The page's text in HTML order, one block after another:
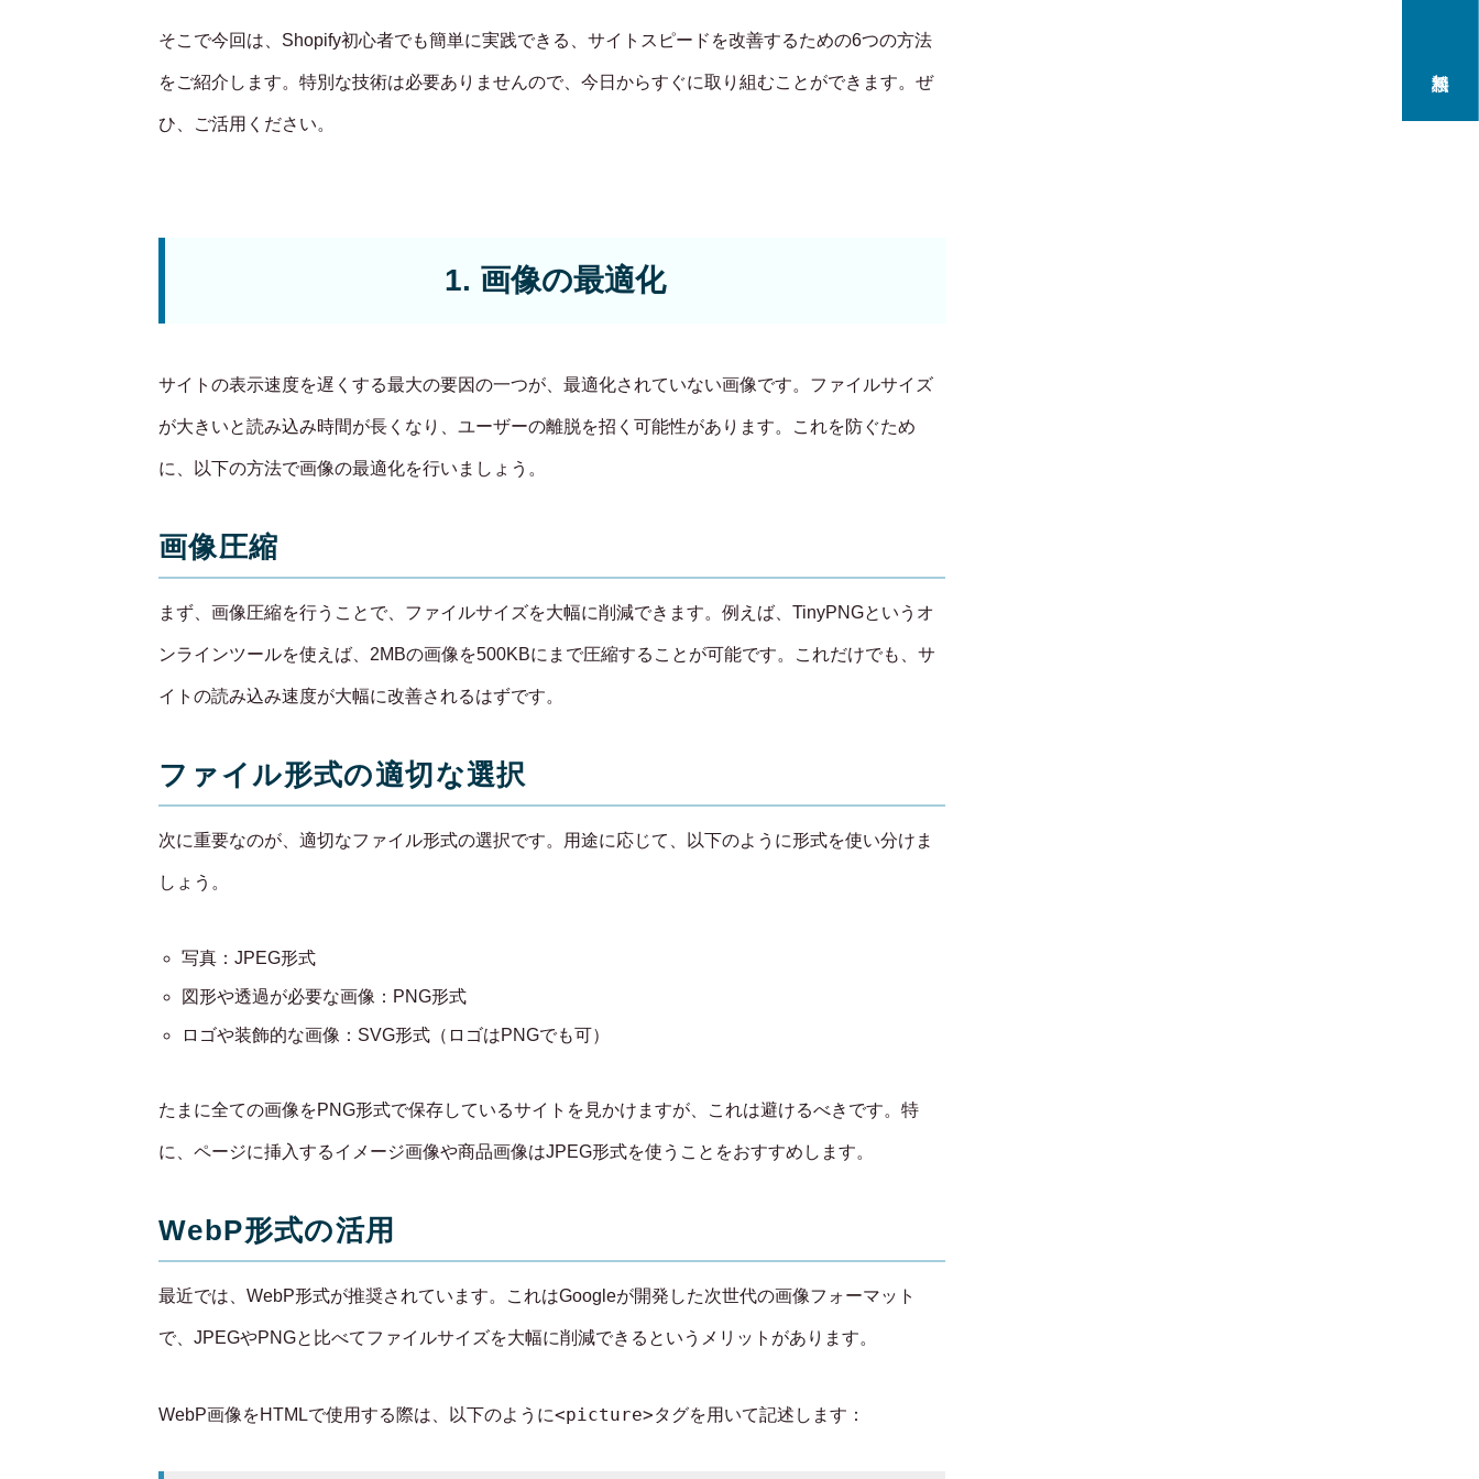
WORKS
制作実績
BLOG
AOのブログ
そこで今回は、Shopify初心者でも簡単に実践できる、サイトスピードを改善するための6つの方法
をご紹介します。特別な技術は必要ありませんので、今日からすぐに取り組むことができます。ぜ
ひ、ご活用ください。
1. 画像の最適化
サイトの表示速度を遅くする最大の要因の一つが、最適化されていない画像です。ファイルサイズ
が大きいと読み込み時間が長くなり、ユーザーの離脱を招く可能性があります。これを防ぐため
に、以下の方法で画像の最適化を行いましょう。
画像圧縮
まず、画像圧縮を行うことで、ファイルサイズを大幅に削減できます。例えば、TinyPNGというオ
ンラインツールを使えば、2MBの画像を500KBにまで圧縮することが可能です。これだけでも、サ
イトの読み込み速度が大幅に改善されるはずです。
ファイル形式の適切な選択
次に重要なのが、適切なファイル形式の選択です。用途に応じて、以下のように形式を使い分けま
しょう。
写真：JPEG形式
図形や透過が必要な画像：PNG形式
ロゴや装飾的な画像：SVG形式（ロゴはPNGでも可）
たまに全ての画像をPNG形式で保存しているサイトを見かけますが、これは避けるべきです。特
に、ページに挿入するイメージ画像や商品画像はJPEG形式を使うことをおすすめします。
WebP形式の活用
最近では、WebP形式が推奨されています。これはGoogleが開発した次世代の画像フォーマット
で、JPEGやPNGと比べてファイルサイズを大幅に削減できるというメリットがあります。
WebP画像をHTMLで使用する際は、以下のように<picture>タグを用いて記述します：